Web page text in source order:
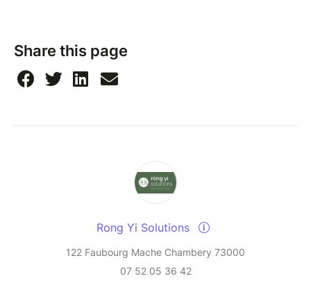
Share this page
Rong Yi Solutions
122 Faubourg Mache Chambery 73000
07 52 05 36 42